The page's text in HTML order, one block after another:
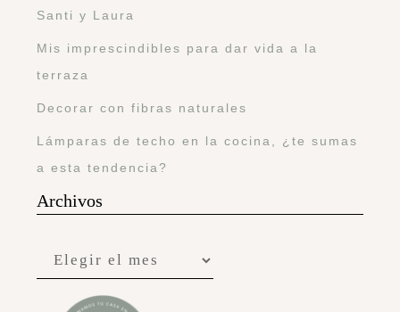
Santi y Laura
Mis imprescindibles para dar vida a la
terraza
Decorar con fibras naturales
Lámparas de techo en la cocina, ¿te sumas
a esta tendencia?
Archivos